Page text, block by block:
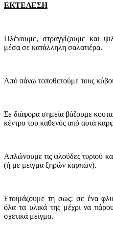
ΕΚΤΕΛΕΣΗ
Πλένουμε, στραγγίζουμε και
μέσα σε κατάλληλη σαλατιέρα.
Από πάνω τοποθετούμε τους
Σε διάφορα σημεία βάζουμε
κέντρο του καθενός από αυτά
Απλώνουμε τις φλούδες τυριού
(ή με μείγμα ξηρών καρπών).
Ετοιμάζουμε τη σως: σε ένα
όλα τα υλικά της μέχρι να
σχετικά μείγμα.